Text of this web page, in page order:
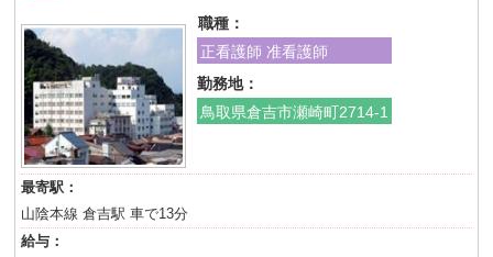
職種：
正看護師 准看護師
勤務地：
鳥取県倉吉市瀬崎町2714-1
最寄駅：
山陰本線 倉吉駅 車で13分
給与：